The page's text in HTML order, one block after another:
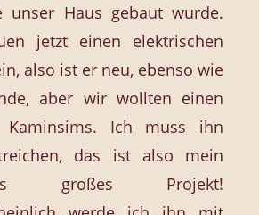
unser Haus gebaut wurde.
jetzt einen elektrischen
also ist er neu, ebenso wie
aber wir wollten einen
Kaminsims. Ich muss ihn
das ist also mein
großes Projekt!